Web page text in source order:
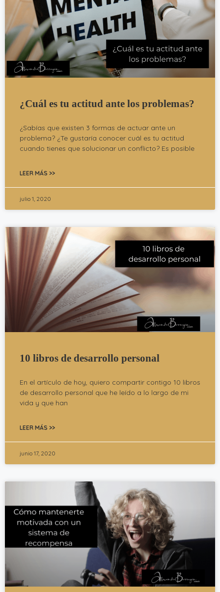
¿Cuál es tu actitud ante los problemas?
¿Sabías que existen 3 formas de actuar ante un
problema? ¿Te gustaría conocer cuál es tu actitud
cuando tienes que solucionar un conflicto? Es posible
LEER MÁS >>
julio 1, 2020
10 libros de desarrollo personal
En el artículo de hoy, quiero compartir contigo 10 libros
de desarrollo personal que he leído a lo largo de mi
vida y que han
LEER MÁS >>
junio 17, 2020